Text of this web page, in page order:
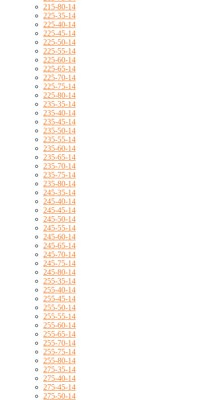
215-80-14
225-35-14
225-40-14
225-45-14
225-50-14
225-55-14
225-60-14
225-65-14
225-70-14
225-75-14
225-80-14
235-35-14
235-40-14
235-45-14
235-50-14
235-55-14
235-60-14
235-65-14
235-70-14
235-75-14
235-80-14
245-35-14
245-40-14
245-45-14
245-50-14
245-55-14
245-60-14
245-65-14
245-70-14
245-75-14
245-80-14
255-35-14
255-40-14
255-45-14
255-50-14
255-55-14
255-60-14
255-65-14
255-70-14
255-75-14
255-80-14
275-35-14
275-40-14
275-45-14
275-50-14